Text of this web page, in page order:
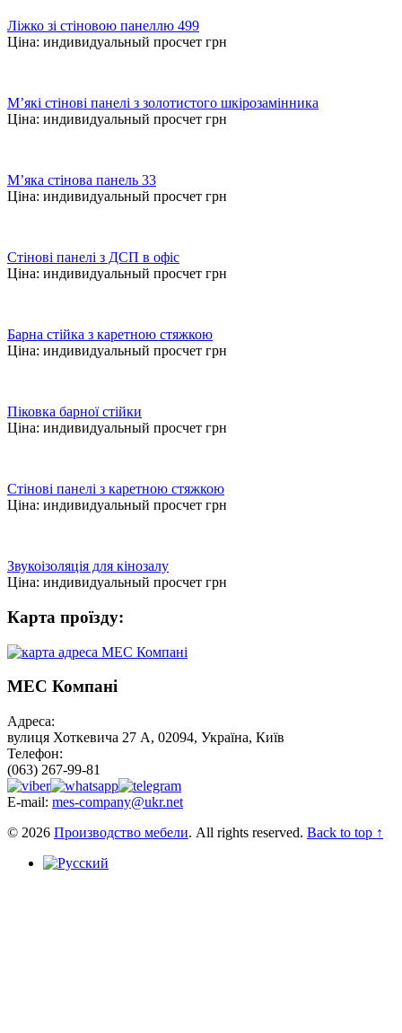
Ліжко зі стіновою панеллю 499
Ціна: индивидуальный просчет грн
М’які стінові панелі з золотистого шкірозамінника
Ціна: индивидуальный просчет грн
М’яка стінова панель 33
Ціна: индивидуальный просчет грн
Стінові панелі з ДСП в офіс
Ціна: индивидуальный просчет грн
Барна стійка з каретною стяжкою
Ціна: индивидуальный просчет грн
Піковка барної стійки
Ціна: индивидуальный просчет грн
Стінові панелі з каретною стяжкою
Ціна: индивидуальный просчет грн
Звукоізоляція для кінозалу
Ціна: индивидуальный просчет грн
Карта проїзду:
МЕС Компані
Адреса:
вулиця Хоткевича 27 А, 02094, Україна, Київ
Телефон:
(063) 267-99-81
E-mail: mes-company@ukr.net
© 2026 Производство мебели. All rights reserved. Back to top ↑